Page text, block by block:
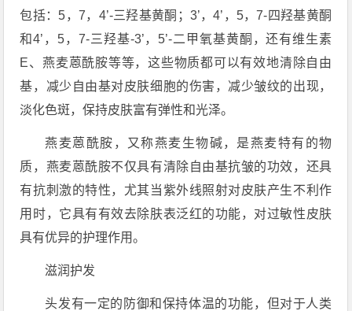
包括：5，7，4’-三羟基黄酮；3’，4’，5，7-四羟基黄酮
和4’，5，7-三羟基-3’，5’-二甲氧基黄酮，还有维生素
E、燕麦蒽酰胺等等，这些物质都可以有效地清除自由
基，减少自由基对皮肤细胞的伤害，减少皱纹的出现，
淡化色斑，保持皮肤富有弹性和光泽。
燕麦蒽酰胺，又称燕麦生物碱，是燕麦特有的物
质，燕麦蒽酰胺不仅具有清除自由基抗皱的功效，还具
有抗刺激的特性，尤其当紫外线照射对皮肤产生不利作
用时，它具有有效去除肤表泛红的功能，对过敏性皮肤
具有优异的护理作用。
滋润护发
头发有一定的防御和保持体温的功能，但对于人类